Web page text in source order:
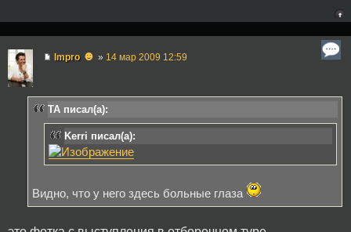
Impro ☻ » 14 мар 2009 12:59
TA писал(а):
Kerri писал(а):
Видно, что у него здесь больные глаза